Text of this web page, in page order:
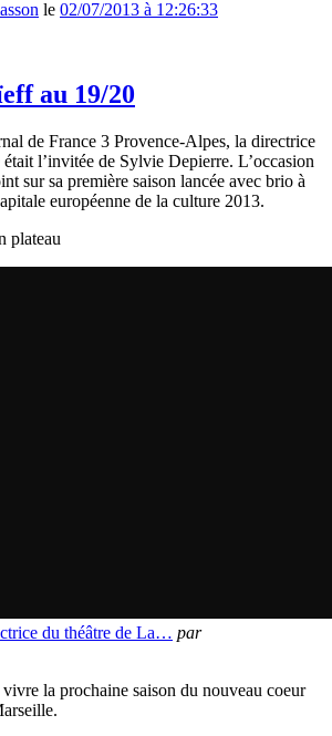
le 02/07/2013 à 12:26:33
au 19/20
de France 3 Provence-Alpes, la directrice
l’invitée de Sylvie Depierre. L’occasion
sur sa première saison lancée avec brio à
européenne de la culture 2013.
plateau
du théâtre de La… par
la prochaine saison du nouveau coeur